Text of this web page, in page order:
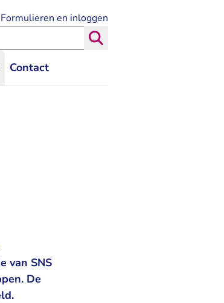
Contact
Formulieren en inloggen
de Rechtspraak
van SNS
De